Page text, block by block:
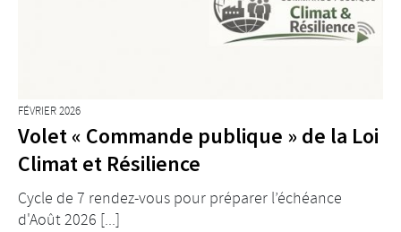
FÉVRIER 2026
Volet « Commande publique » de la Loi
Climat et Résilience
Cycle de 7 rendez-vous pour préparer l’échéance
d'Août 2026 [...]